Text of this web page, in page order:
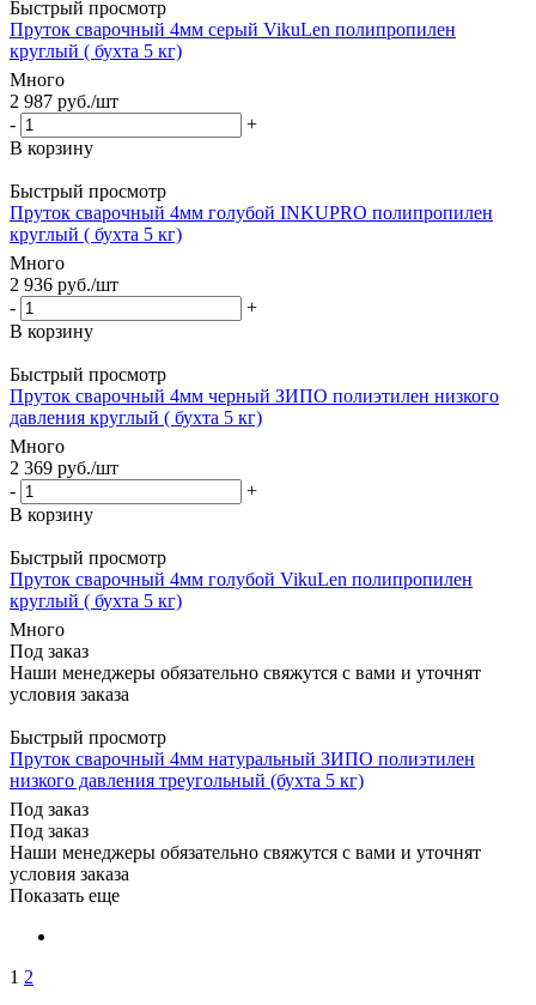
Быстрый просмотр
Пруток сварочный 4мм серый VikuLen полипропилен
круглый ( бухта 5 кг)
Много
2 987 руб./шт
-
+
В корзину
Быстрый просмотр
Пруток сварочный 4мм голубой INKUPRO полипропилен
круглый ( бухта 5 кг)
Много
2 936 руб./шт
-
+
В корзину
Быстрый просмотр
Пруток сварочный 4мм черный ЗИПО полиэтилен низкого
давления круглый ( бухта 5 кг)
Много
2 369 руб./шт
-
+
В корзину
Быстрый просмотр
Пруток сварочный 4мм голубой VikuLen полипропилен
круглый ( бухта 5 кг)
Много
Под заказ
Наши менеджеры обязательно свяжутся с вами и уточнят
условия заказа
Быстрый просмотр
Пруток сварочный 4мм натуральный ЗИПО полиэтилен
низкого давления треугольный (бухта 5 кг)
Под заказ
Под заказ
Наши менеджеры обязательно свяжутся с вами и уточнят
условия заказа
Показать еще
1 2